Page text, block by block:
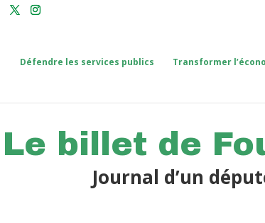
Défendre les services publics Transformer
Le billet de
Journal d’un